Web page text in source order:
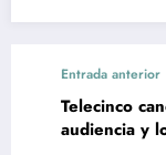
Entrada anterior
Telecinco
audiencia y